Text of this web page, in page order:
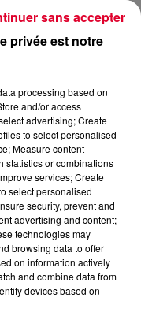
privée est notre
processing based on
and/or access
advertising; Create
to select personalised
Measure content
statistics or combinations
services; Create
select personalised
security, prevent and
advertising and content;
technologies may
browsing data to offer
on information actively
and combine data from
devices based on
sans accepter